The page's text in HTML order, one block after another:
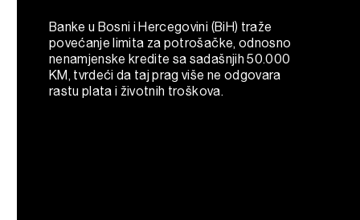
Banke u Bosni i Hercegovini (BiH) traže
povećanje limita za potrošačke, odnosno
nenamjenske kredite sa sadašnjih 50.000
KM, tvrdeći da taj prag više ne odgovara
rastu plata i životnih troškova.